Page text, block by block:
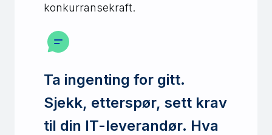
konkurransekraft.
Ta ingenting for gitt.
Sjekk, etterspør, sett krav
til din IT-leverandør. Hva